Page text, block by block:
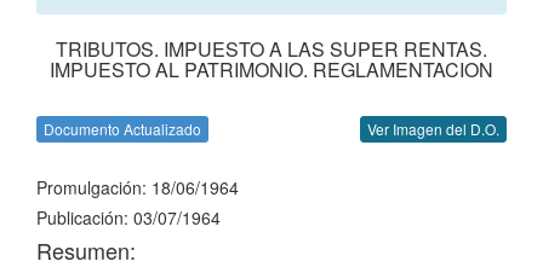
TRIBUTOS. IMPUESTO A LAS SUPER RENTAS.
IMPUESTO AL PATRIMONIO. REGLAMENTACION
Documento Actualizado Ver Imagen del D.O.
Promulgación: 18/06/1964
Publicación: 03/07/1964
Resumen: